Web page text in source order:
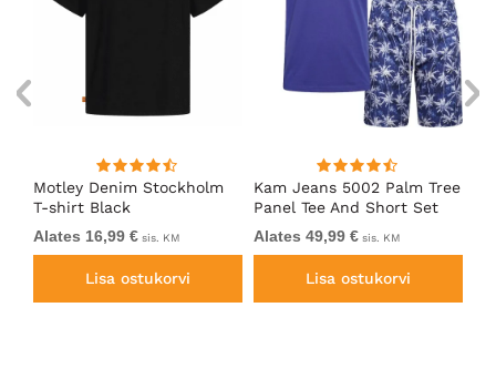
Motley Denim Stockholm
T-shirt Black
Alates 16,99 € sis. KM
Lisa ostukorvi
Kam Jeans 5002 Palm Tree
Panel Tee And Short Set
Electric Blue
Alates 49,99 € sis. KM
Lisa ostukorvi